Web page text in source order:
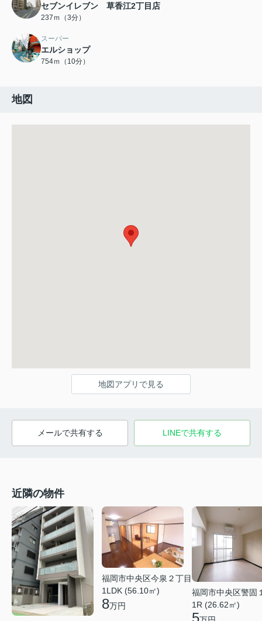
セブンイレブン 草香江2丁目店
237ｍ（3分）
スーパー
エルショップ
754ｍ（10分）
地図
地図アプリで見る
メールで共有する LINEで共有する
近隣の物件
福岡市中央区今泉２丁目
1LDK (56.10㎡)
8万円
福岡市中央区警固
1R (26.62㎡)